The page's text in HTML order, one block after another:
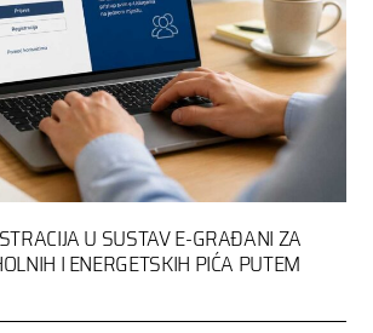
U SUSTAV E-GRAĐANI ZA
I ENERGETSKIH PIĆA PUTEM